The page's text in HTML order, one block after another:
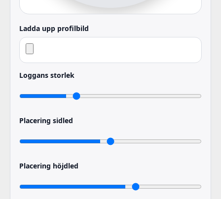
Ladda upp profilbild
Loggans storlek
Placering sidled
Placering höjdled